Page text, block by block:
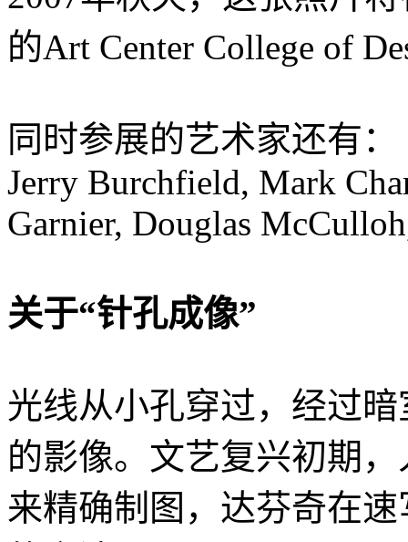
的Art Center College of
同时参展的艺术家还有：
Jerry Burchfield, Mark
Garnier, Douglas
关于“针孔成像”
光线从小孔穿过，经过
的影像。文艺复兴初期
来精确制图，达芬奇在